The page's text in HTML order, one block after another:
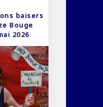
baisers
Bouge
2026